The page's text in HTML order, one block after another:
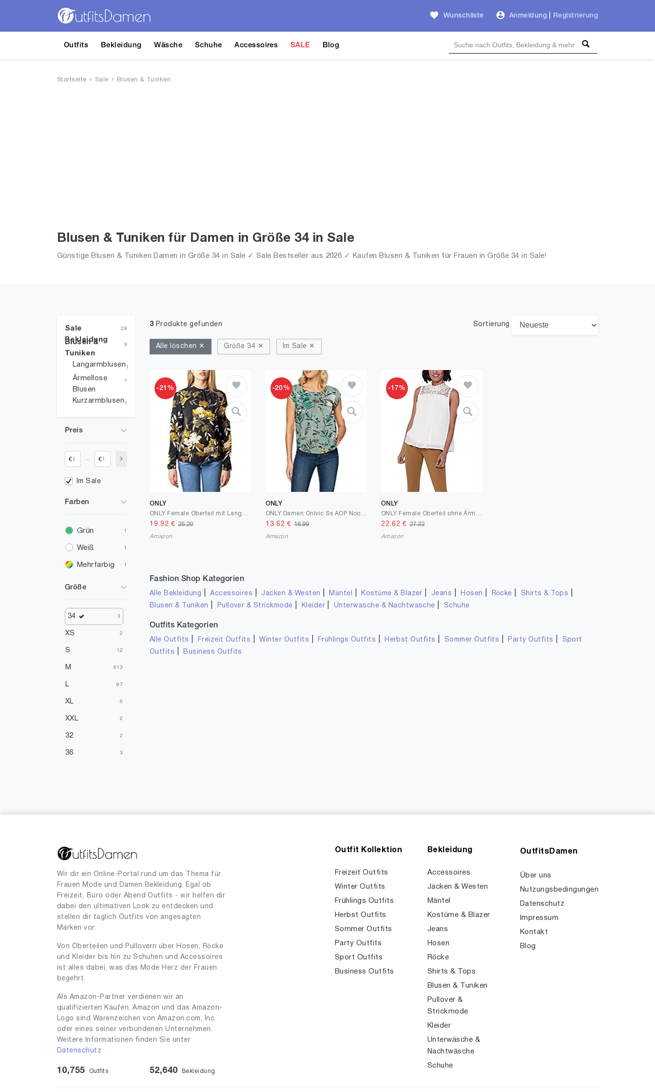
Wunschliste Anmeldung Registrierung
Outfits Bekleidung Wäsche Schuhe Accessoires SALE Blog
Startseite Sale Blusen & Tuniken
Blusen & Tuniken für Damen in Größe 34 in Sale
Günstige Blusen & Tuniken Damen in Größe 34 in Sale ✓ Sale Bestseller aus 2026 ✓ Kaufen Blusen & Tuniken für Frauen in Größe 34 in Sale!
Sale
Bekleidung
28
Blusen &
Tuniken
3
Langarmblusen 1
Ärmellose
Blusen
1
Kurzarmblusen 1
Preis
€ €
Im Sale
Farben
Grün 1
Weiß 1
Mehrfarbig 1
Größe
34 3
XS 2
S 12
M 613
L 87
XL 6
XXL 2
32 2
36 3
3 Produkte gefunden Sortierung
Alle löschen ✕ Größe 34 ✕ Im Sale ✕
-21%
ONLY
19.92 €25.20
Amazon
-20%
ONLY
13.62 € 16.99
Amazon
-17%
ONLY
22.62 €27.22
Amazon
Fashion Shop Kategorien
Alle Bekleidung |Accessoires Jacken & Westen Mäntel Kostüme & Blazer Jeans Hosen Röcke Shirts & Tops
Blusen & Tuniken Pullover & Strickmode Kleider Unterwäsche & Nachtwäsche Schuhe
Outfits Kategorien
Alle Outfits Freizeit Outfits |Winter Outfits Frühlings Outfits Herbst Outfits Sommer Outfits Party Outfits
Sport
Outfits
Business Outfits
Wir dir ein Online-Portal rund um das Thema für
Frauen Mode und Damen Bekleidung. Egal ob
Freizeit, Büro oder Abend Outfits - wir helfen dir
dabei den ultimativen Look zu entdecken und
stellen dir täglich Outfits von angesagten
Marken vor.
Von Oberteilen und Pullovern über Hosen, Röcke
und Kleider bis hin zu Schuhen und Accessoires
ist alles dabei, was das Mode Herz der Frauen
begehrt.
Als Amazon-Partner verdienen wir an
qualifizierten Käufen. Amazon und das Amazon-
Logo sind Warenzeichen von Amazon.com, Inc.
oder eines seiner verbundenen Unternehmen.
Weitere Informationen finden Sie unter
Datenschutz
10,755 Outfits 52,640 Bekleidung
Outfit Kollektion
Freizeit Outfits
Winter Outfits
Frühlings Outfits
Herbst Outfits
Sommer Outfits
Party Outfits
Sport Outfits
Business Outfits
Bekleidung
Accessoires
Jacken & Westen
Mäntel
Kostüme & Blazer
Jeans
Hosen
Röcke
Shirts & Tops
Blusen & Tuniken
Pullover &
Strickmode
Kleider
Unterwäsche &
Nachtwäsche
Schuhe
OutfitsDamen
Über uns
Nutzungsbedingungen
Datenschutz
Impressum
Kontakt
Blog